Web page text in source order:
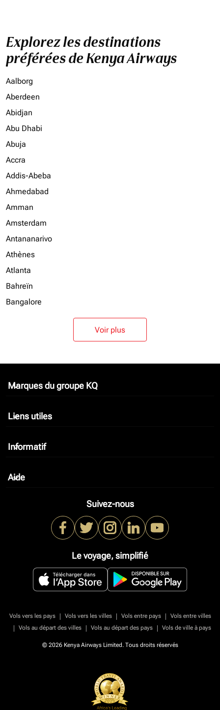
Explorez les destinations
préférées de Kenya Airways
Aalborg
Aberdeen
Abidjan
Abu Dhabi
Abuja
Accra
Addis-Abeba
Ahmedabad
Amman
Amsterdam
Antananarivo
Athènes
Atlanta
Bahreïn
Bangalore
Voir plus
Marques du groupe KQ
keyboard_arrow_down
Liens utiles
keyboard_arrow_down
Informatif
keyboard_arrow_down
Aide
keyboard_arrow_down
Suivez-nous
Le voyage, simplifié
Vols vers les pays | Vols vers les villes | Vols entre pays |
Vols entre villes
|
Vols au départ des villes | Vols au départ des pays | Vols de ville à pays
© 2026 Kenya Airways Limited. Tous droits réservés